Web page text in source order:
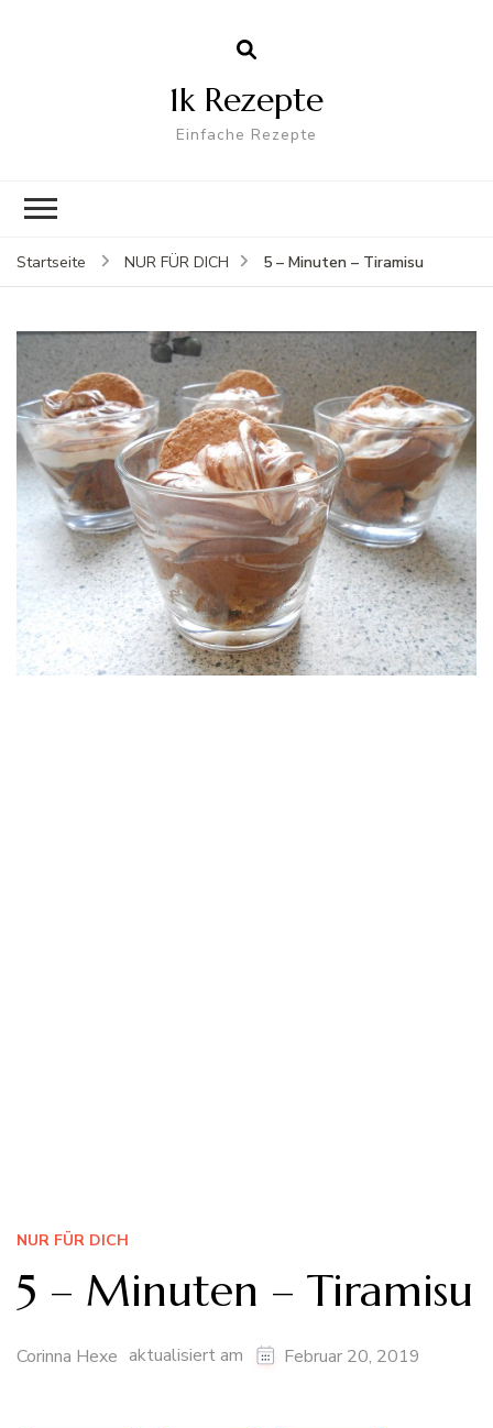
1k Rezepte
Einfache Rezepte
Startseite NUR FÜR DICH 5 – Minuten – Tiramisu
NUR FÜR DICH
5 – Minuten – Tiramisu
Corinna Hexe aktualisiert am Februar 20, 2019